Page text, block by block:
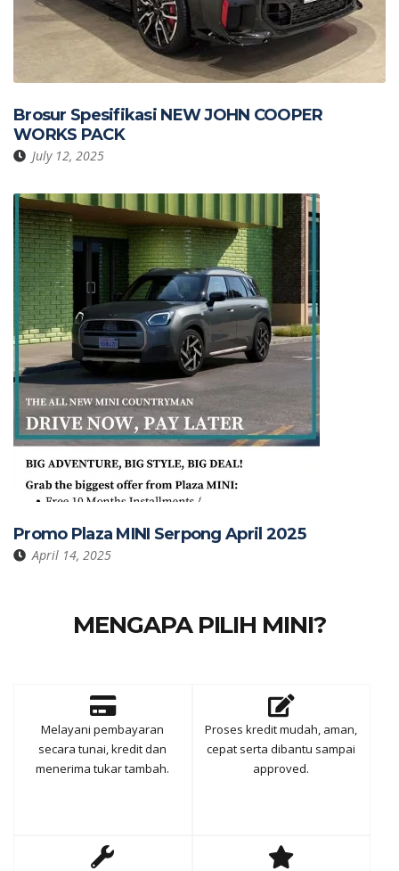
Brosur Spesifikasi NEW JOHN COOPER
WORKS PACK
July 12, 2025
Promo Plaza MINI Serpong April 2025
April 14, 2025
MENGAPA PILIH MINI?
Melayani pembayaran
secara tunai, kredit dan
menerima tukar tambah.
Proses kredit mudah, aman,
cepat serta dibantu sampai
approved.